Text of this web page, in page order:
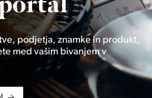
podjetja, znamke in produkt,
med vašim bivanjem v